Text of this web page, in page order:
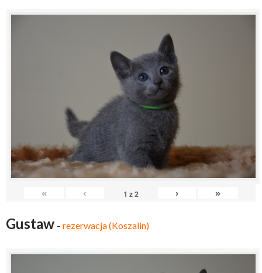
« ‹ 1 z2 › »
Gustaw – rezerwacja (Koszalin)